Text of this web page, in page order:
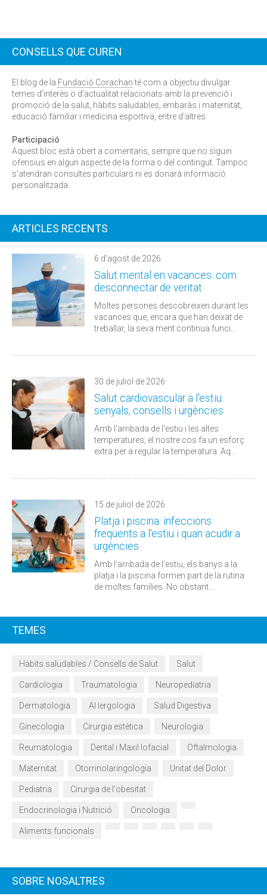
CONSELLS QUE CUREN
El blog de la Fundació Corachanté com a objectiu divulgar
temes d'interès o d'actualitat relacionats amb la prevenció i
promoció de la salut, hàbits saludables, embaràs i maternitat,
educació familiar i medicina esportiva, entre d'altres.
Participació
Aquest bloc està obert a comentaris, sempre que no siguin
ofensius en algun aspecte de la forma o del contingut. Tampoc
s'atendran consultes particulars ni es donarà informació
personalitzada.
ARTICLES RECENTS
6 d'agost de 2026
Salut mental en vacances: com
desconnectar de veritat
Moltes persones descobreixen durant les
vacances que, encara que han deixat de
treballar, la seva ment continua funci...
30 de juliol de 2026
Salut cardiovascular a l'estiu:
senyals, consells i urgències
Amb l'arribada de l'estiu i les altes
temperatures, el nostre cos fa un esforç
extra per a regular la temperatura. Aq...
15 de juliol de 2026
Platja i piscina: infeccions
freqüents a l'estiu i quan acudir a
urgències
Amb l'arribada de l'estiu, els banys a la
platja i la piscina formen part de la rutina
de moltes famílies. No obstant...
TEMES
Hàbits saludables / Consells de Salut Salut
Cardiologia Traumatologia Neuropediatria
Dermatologia Al·lergologia Salud Digestiva
Ginecologia Cirurgia estètica Neurologia
Reumatologia Dental i Maxil·lofacial Oftalmologia
Maternitat Otorrinolaringologia Unitat del Dolor
Pediatria Cirurgia de l'obesitat
Endocrinologia i Nutrició Oncologia
Aliments funcionals
SOBRE NOSALTRES